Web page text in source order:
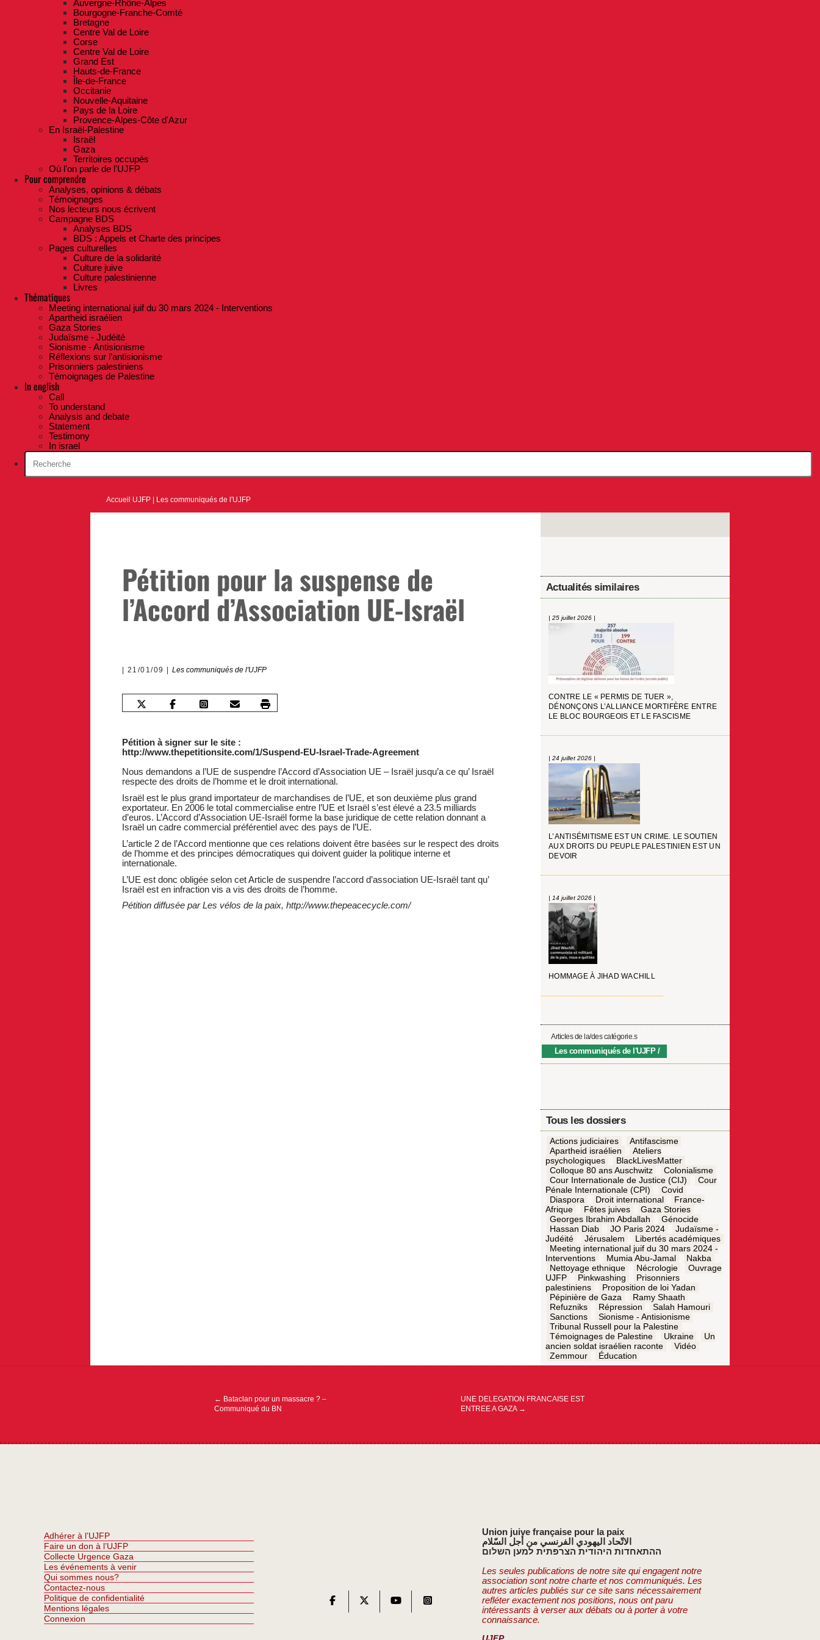
Auvergne-Rhône-Alpes
Bourgogne-Franche-Comté
Bretagne
Centre Val de Loire
Corse
Centre Val de Loire
Grand Est
Hauts-de-France
Île-de-France
Occitanie
Nouvelle-Aquitaine
Pays de la Loire
Provence-Alpes-Côte d'Azur
En Israël-Palestine
Israël
Gaza
Territoires occupés
Où l'on parle de l'UJFP
Pour comprendre
Analyses, opinions & débats
Témoignages
Nos lecteurs nous écrivent
Campagne BDS
Analyses BDS
BDS : Appels et Charte des principes
Pages culturelles
Culture de la solidarité
Culture juive
Culture palestinienne
Livres
Thématiques
Meeting international juif du 30 mars 2024 - Interventions
Apartheid israélien
Gaza Stories
Judaïsme - Judéité
Sionisme - Antisionisme
Réflexions sur l’antisionisme
Prisonniers palestiniens
Témoignages de Palestine
In english
Call
To understand
Analysis and debate
Statement
Testimony
In israel
Accueil UJFP Les communiqués de l'UJFP
Pétition pour la suspense de
l’Accord d’Association UE-Israël
21/01/09 Les communiqués de l'UJFP
Pétition à signer sur le site :
http://www.thepetitionsite.com/1/Suspend-EU-Israel-Trade-Agreement
Nous demandons a l’UE de suspendre l’Accord d’Association UE – Israël jusqu’a ce qu’ Israël
respecte des droits de l’homme et le droit international.
Israël est le plus grand importateur de marchandises de l’UE, et son deuxième plus grand
exportateur. En 2006 le total commercialise entre l’UE et Israël s’est élevé a 23.5 milliards
d’euros. L’Accord d’Association UE-Israël forme la base juridique de cette relation donnant a
Israël un cadre commercial préférentiel avec des pays de l’UE.
L’article 2 de l’Accord mentionne que ces relations doivent être basées sur le respect des droits
de l’homme et des principes démocratiques qui doivent guider la politique interne et
internationale.
L’UE est donc obligée selon cet Article de suspendre l’accord d’association UE-Israël tant qu’
Israël est en infraction vis a vis des droits de l’homme.
Pétition diffusée par Les vélos de la paix, http://www.thepeacecycle.com/
Actualités similaires
| 25 juillet 2026 |
CONTRE LE « PERMIS DE TUER »,
DÉNONÇONS L’ALLIANCE MORTIFÈRE ENTRE
LE BLOC BOURGEOIS ET LE FASCISME
| 24 juillet 2026 |
L’ANTISÉMITISME EST UN CRIME. LE SOUTIEN
AUX DROITS DU PEUPLE PALESTINIEN EST UN
DEVOIR
| 14 juillet 2026 |
HOMMAGE À JIHAD WACHILL
Articles de la/des catégorie.s
Les communiqués de l'UJFP
Tous les dossiers
Actions judiciaires
Antifascisme
Apartheid israélien
Ateliers
psychologiques
BlackLivesMatter
Colloque 80 ans Auschwitz
Colonialisme
Cour Internationale de Justice (CIJ)
Cour
Pénale Internationale (CPI)
Covid
Diaspora
Droit international
France-
Afrique
Fêtes juives
Gaza Stories
Georges Ibrahim Abdallah
Génocide
Hassan Diab
JO Paris 2024
Judaïsme -
Judéité
Jérusalem
Libertés académiques
Meeting international juif du 30 mars 2024 -
Interventions
Mumia Abu-Jamal
Nakba
Nettoyage ethnique
Nécrologie
Ouvrage
UJFP
Pinkwashing
Prisonniers
palestiniens
Proposition de loi Yadan
Pépinière de Gaza
Ramy Shaath
Refuzniks
Répression
Salah Hamouri
Sanctions
Sionisme - Antisionisme
Tribunal Russell pour la Palestine
Témoignages de Palestine
Ukraine
Un
ancien soldat israélien raconte
Vidéo
Zemmour
Éducation
Navigation
← Bataclan pour un massacre ? –
Communiqué du BN
UNE DELEGATION FRANCAISE EST
ENTREE A GAZA →
Adhérer à l’UJFP
Faire un don à l’UJFP
Collecte Urgence Gaza
Les événements à venir
Qui sommes nous?
Contactez-nous
Politique de confidentialité
Mentions légales
Connexion
Union juive française pour la paix
الاتّحاد اليهودي الفرنسي من أجل السّلام
ההתאחדות היהודית הצרפתית למען השלום
Les seules publications de notre site qui engagent notre
association sont notre charte et nos communiqués. Les
autres articles publiés sur ce site sans nécessairement
refléter exactement nos positions, nous ont paru
intéressants à verser aux débats ou à porter à votre
connaissance.